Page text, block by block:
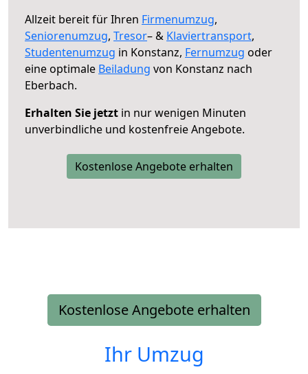
Allzeit bereit für Ihren Firmenumzug,
Seniorenumzug, Tresor– & Klaviertransport,
Studentenumzug in Konstanz, Fernumzug oder
eine optimale Beiladung von Konstanz nach
Eberbach.
Erhalten Sie jetzt in nur wenigen Minuten
unverbindliche und kostenfreie Angebote.
Kostenlose Angebote erhalten
Kostenlose Angebote erhalten
Ihr Umzug